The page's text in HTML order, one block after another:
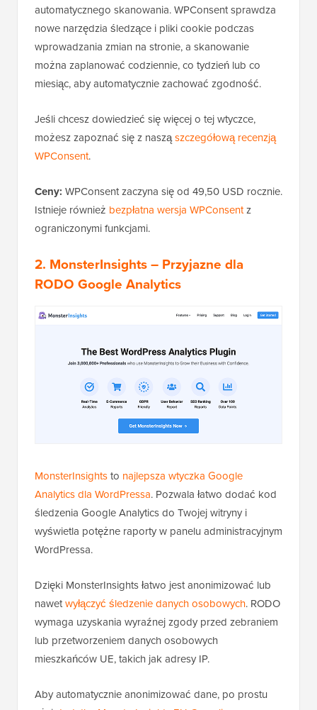
automatycznego skanowania. WPConsent sprawdza
nowe narzędzia śledzące i pliki cookie podczas
wprowadzania zmian na stronie, a skanowanie
można zaplanować codziennie, co tydzień lub co
miesiąc, aby automatycznie zachować zgodność.
Jeśli chcesz dowiedzieć się więcej o tej wtyczce,
możesz zapoznać się z nasząszczegółową recenzją
WPConsent.
Ceny: WPConsent zaczyna się od 49,50 USD rocznie.
Istnieje również bezpłatna wersja WPConsentz
ograniczonymi funkcjami.
2. MonsterInsights – Przyjazne dla
RODO Google Analytics
MonsterInsightsto najlepsza wtyczka Google
Analytics dla WordPressa. Pozwala łatwo dodać kod
śledzenia Google Analytics do Twojej witryny i
wyświetla potężne raporty w panelu administracyjnym
WordPressa.
Dzięki MonsterInsights łatwo jest anonimizować lub
nawetwyłączyć śledzenie danych osobowych. RODO
wymaga uzyskania wyraźnej zgody przed zebraniem
lub przetworzeniem danych osobowych
mieszkańców UE, takich jak adresy IP.
Aby automatycznie anonimizować dane, po prostu